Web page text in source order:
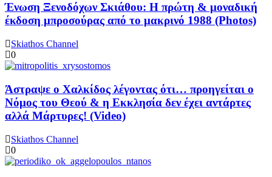
Ένωση Ξενοδόχων Σκιάθου: Η πρώτη & μοναδική
έκδοση μπροσούρας από το μακρινό 1988 (Photos)
Skiathos Channel
0
Άστραψε ο Χαλκίδος λέγοντας ότι… προηγείται ο
Νόμος του Θεού & η Εκκλησία δεν έχει αντάρτες
αλλά Μάρτυρες! (Video)
Skiathos Channel
0